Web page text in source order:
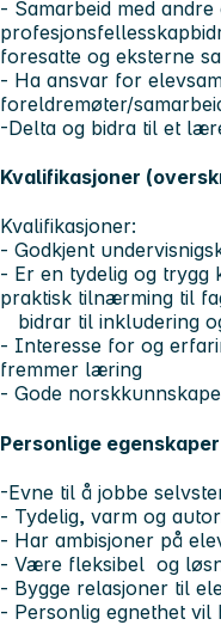
- Samarbeid med
foresatte og eksterne
- Ha ansvar for
foreldremøter/
-Delta og bidra til et
Kvalifikasjoner
Kvalifikasjoner:
- Godkjent
- Er en tydelig og trygg
praktisk tilnærming til
bidrar til inkludering
- Interesse for og
fremmer læring
- Gode
Personlige egenskaper
-Evne til å jobbe
- Tydelig, varm og
- Har ambisjoner på
- Være fleksibel og
- Bygge relasjoner til
- Personlig egnethet vil